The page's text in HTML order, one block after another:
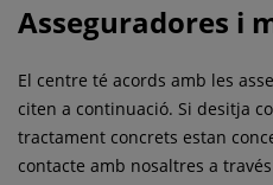
Asseguradores i
El centre té acords amb les
citen a continuació. Si desitja
tractament concrets estan
contacte amb nosaltres a